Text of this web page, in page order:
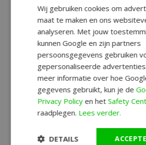
Wij gebruiken cookies om
maat te maken en ons
analyseren. Met jouw
kunnen Google en zijn partners
persoonsgegevens gebruiken
gepersonaliseerde
meer informatie over hoe
gegevens gebruikt, kun je de
Privacy Policyen hetSafety
raadplegen. Lees verder.
DETAILS